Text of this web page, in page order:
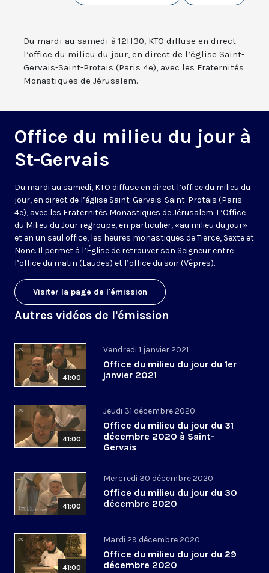
Du mardi au samedi à 12H30, KTO diffuse en direct
l’office du milieu du jour, en direct de l’église Saint-
Gervais-Saint-Protais (Paris 4e), avec les Fraternités
Monastiques de Jérusalem.
Office du milieu du jour à
St-Gervais
Du mardi au samedi, KTO diffuse en direct l’office du milieu du
jour, en direct de l’église Saint-Gervais-Saint-Protais (Paris
4e), avec les Fraternités Monastiques de Jérusalem. L’Office
du Milieu du Jour regroupe, en particulier, «au milieu du jour»
et en un seul office, les heures monastiques de Tierce, Sexte et
None. Il permet à l’Église de retrouver son Seigneur entre
l’office du matin (Laudes) et l’office du soir (Vêpres).
Visiter la page de l'émission
Autres vidéos de l'émission
41:00
Vendredi 1 janvier 2021
Office du milieu du jour du 1er
janvier 2021
41:00
Jeudi 31 décembre 2020
Office du milieu du jour du 31
décembre 2020 à Saint-
Gervais
41:00
Mercredi 30 décembre 2020
Office du milieu du jour du 30
décembre 2020
41:00
Mardi 29 décembre 2020
Office du milieu du jour du 29
décembre 2020